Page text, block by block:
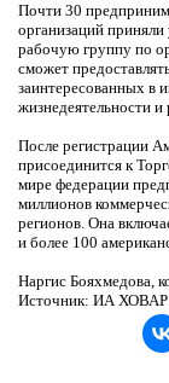
Почти 30
организаций приняли
рабочую группу по
сможет
заинтересованных в
жизнедеятельности
После регистрации
присоединится к
мире федерации
миллионов
регионов. Она
и более 100
Наргис Бояхмедова,
Источник: ИА ХОВАР